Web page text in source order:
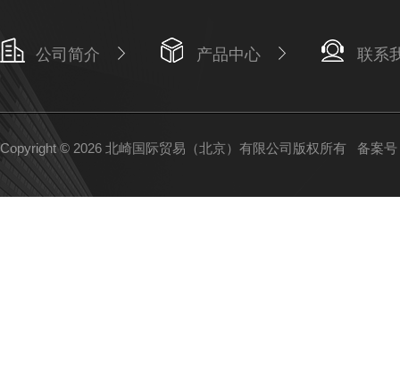
公司简介 产品中心 联系
Copyright © 2026 北崎国际贸易（北京）有限公司版权所有 备案号